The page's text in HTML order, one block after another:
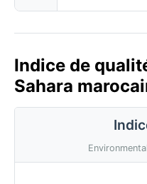
Indice de
Sahara